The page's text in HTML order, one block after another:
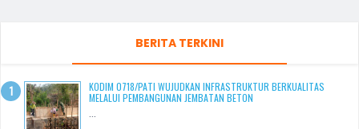
BERITA TERKINI
KODIM 0718/PATI WUJUDKAN INFRASTRUKTUR BERKUALITAS
MELALUI PEMBANGUNAN JEMBATAN BETON